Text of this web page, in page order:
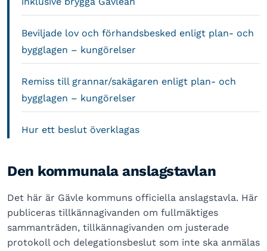
Beviljade lov och förhandsbesked enligt plan- och
bygglagen – kungörelser
Remiss till grannar/sakägaren enligt plan- och
bygglagen – kungörelser
Hur ett beslut överklagas
Den kommunala anslagstavlan
Det här är Gävle kommuns officiella anslagstavla. Här
publiceras tillkännagivanden om fullmäktiges
sammanträden, tillkännagivanden om justerade
protokoll och delegationsbeslut som inte ska anmälas